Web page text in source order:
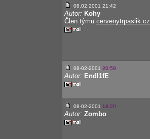
08.02.2001 21:42
Autor: Kohy
Člen týmu cervenytrpaslik.cz
08-02-2001 20:59
Autor: Endl1fE
08-02-2001 18:20
Autor: Zombo